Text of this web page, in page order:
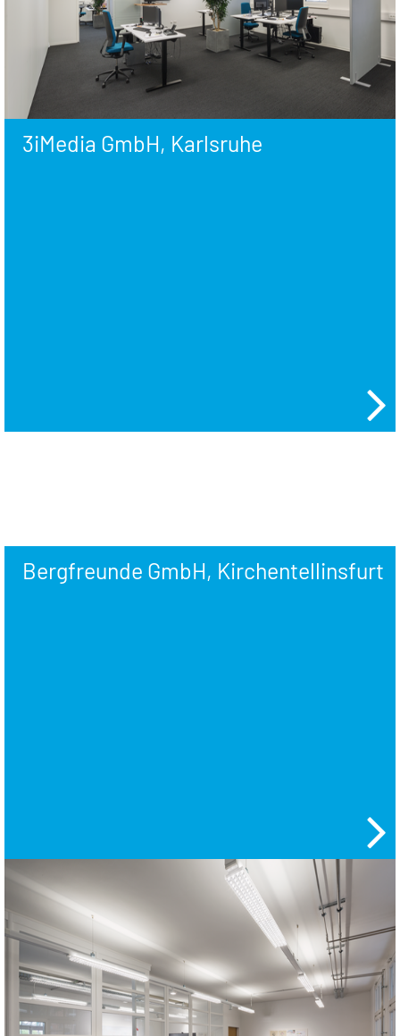
3iMedia GmbH, Karlsruhe
Bergfreunde GmbH, Kirchentellinsfurt